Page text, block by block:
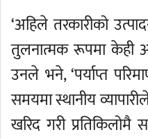
‘अहिले तरकारीको
तुलनात्मक रूपमा केही
उनले भने, ‘पर्याप्त
समयमा स्थानीय
खरिद गरी